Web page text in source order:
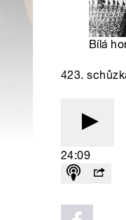
Bílá
423.
24:09